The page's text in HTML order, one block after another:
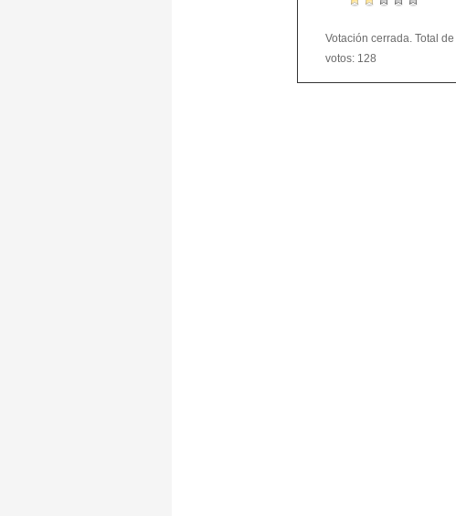
Votación cerrada. Total de
votos: 128